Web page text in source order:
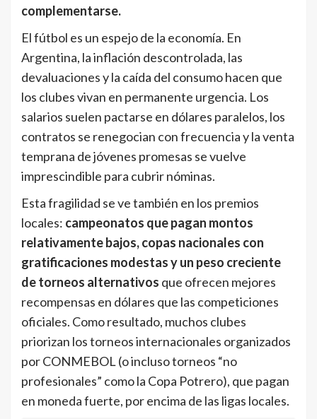
complementarse.
El fútbol es un espejo de la economía. En
Argentina, la inflación descontrolada, las
devaluaciones y la caída del consumo hacen que
los clubes vivan en permanente urgencia. Los
salarios suelen pactarse en dólares paralelos, los
contratos se renegocian con frecuencia y la venta
temprana de jóvenes promesas se vuelve
imprescindible para cubrir nóminas.
Esta fragilidad se ve también en los premios
locales: campeonatos que pagan montos
relativamente bajos, copas nacionales con
gratificaciones modestas y un peso creciente
de torneos alternativos que ofrecen mejores
recompensas en dólares que las competiciones
oficiales. Como resultado, muchos clubes
priorizan los torneos internacionales organizados
por CONMEBOL (o incluso torneos “no
profesionales” como la Copa Potrero), que pagan
en moneda fuerte, por encima de las ligas locales.